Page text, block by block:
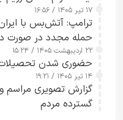
۱۷ تیر ۱۴۰۵ / ۱۶:۵۶
ترامپ: آتش‌بس با
حمله مجدد در صورت
۲۲ اردیبهشت ۱۴۰۵ / ۱۵:۲۴
حضوری شدن تحصیلات
۱۴ تیر ۱۴۰۵ / ۱۹:۲۱
گزارش تصویری مراسم
گسترده مردم